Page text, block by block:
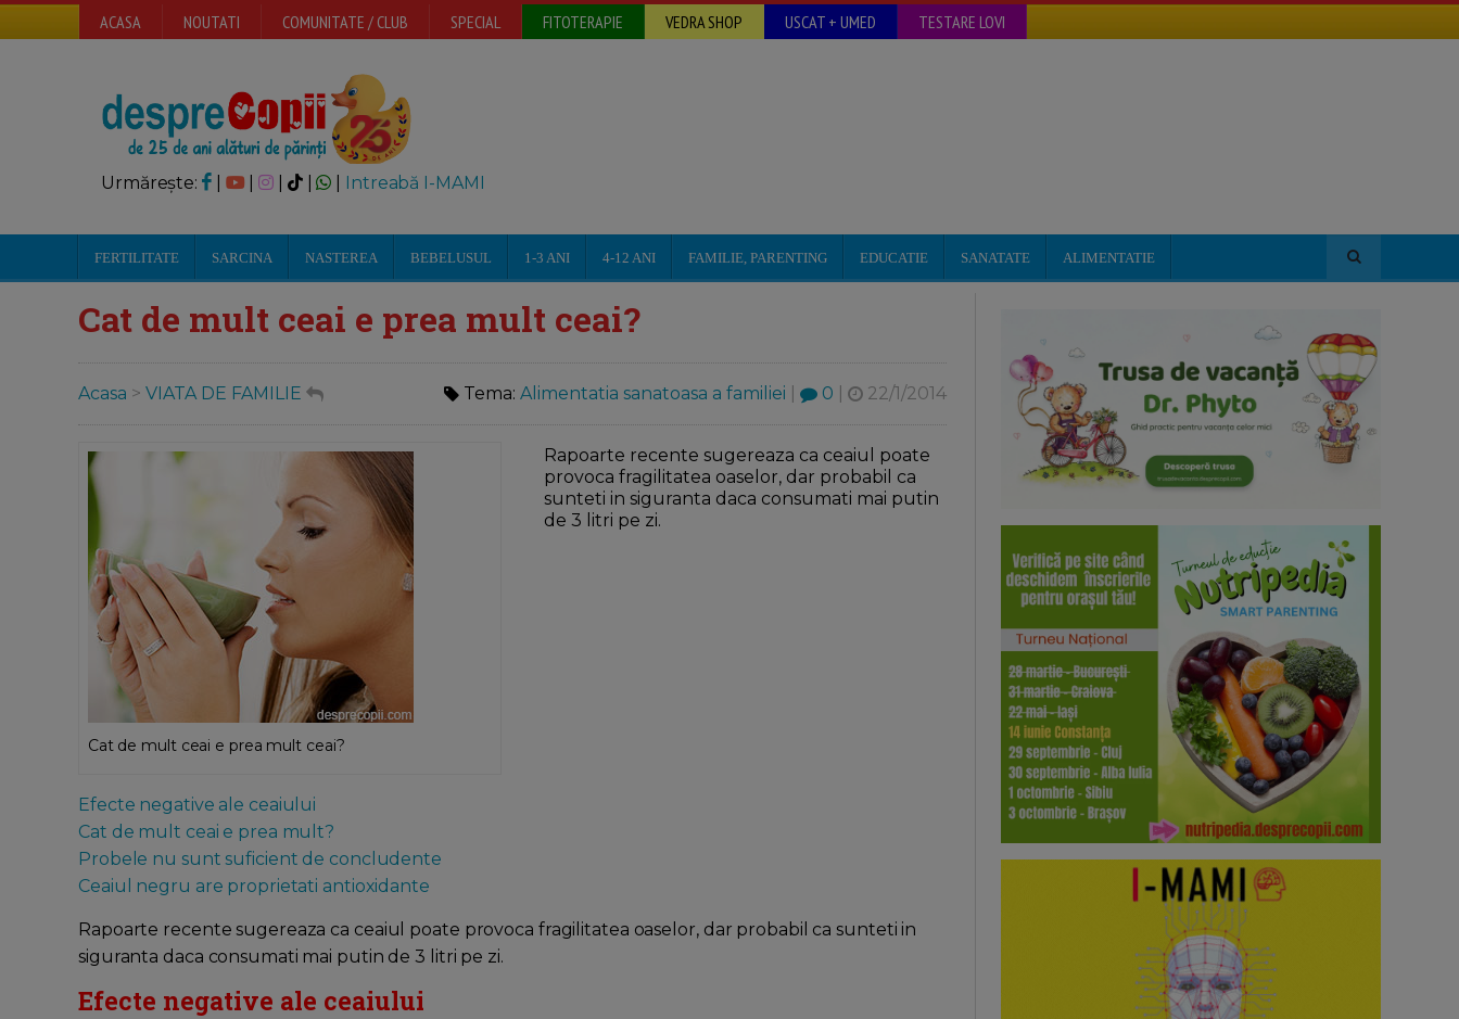
ACASA NOUTATI COMUNITATE / CLUB SPECIAL FITOTERAPIE VEDRA SHOP USCAT + UMED TESTARE LOVI
Urmărește: | | Intreabă I-MAMI
FERTILITATE SARCINA NASTEREA BEBELUSUL 1-3 ANI 4-12 ANI FAMILIE, PARENTING EDUCATIE SANATATE ALIMENTATIE
Cat de mult ceai e prea mult ceai?
Acasa > VIATA DE FAMILIE Tema: Alimentatia sanatoasa a familiei 0 22/1/2014
Cat de mult ceai e prea mult ceai?
Rapoarte recente sugereaza ca ceaiul poate
provoca fragilitatea oaselor, dar probabil ca
sunteti in siguranta daca consumati mai putin
de 3 litri pe zi.
Efecte negative ale ceaiului
Cat de mult ceai e prea mult?
Probele nu sunt suficient de concludente
Ceaiul negru are proprietati antioxidante
Rapoarte recente sugereaza ca ceaiul poate provoca fragilitatea oaselor, dar probabil ca sunteti in
siguranta daca consumati mai putin de 3 litri pe zi.
Efecte negative ale ceaiului